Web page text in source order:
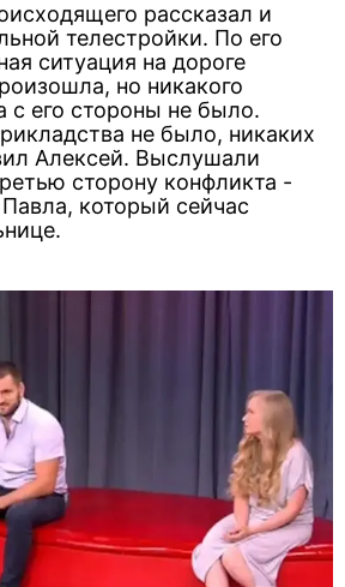
рассказал и
телестройки. По его
ситуация на дороге
но никакого
с его стороны не было.
не было, никаких
Алексей. Выслушали
сторону конфликта -
который сейчас